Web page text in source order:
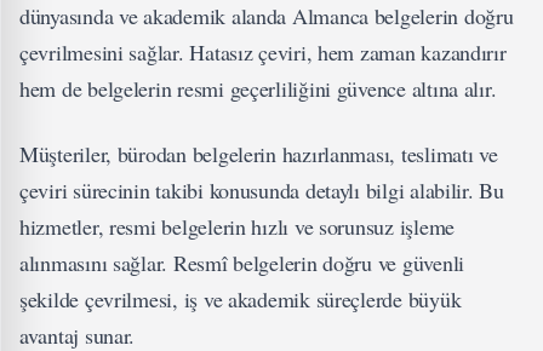
dünyasında ve akademik alanda Almanca belgelerin doğru
çevrilmesini sağlar. Hatasız çeviri, hem zaman kazandırır
hem de belgelerin resmi geçerliliğini güvence altına alır.
Müşteriler, bürodan belgelerin hazırlanması, teslimatı ve
çeviri sürecinin takibi konusunda detaylı bilgi alabilir. Bu
hizmetler, resmi belgelerin hızlı ve sorunsuz işleme
alınmasını sağlar. Resmî belgelerin doğru ve güvenli
şekilde çevrilmesi, iş ve akademik süreçlerde büyük
avantaj sunar.